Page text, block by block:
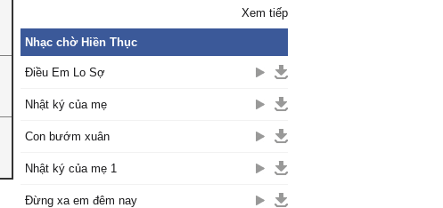
Xem tiếp
Nhạc chờ Hiền Thục
Điều Em Lo Sợ
Nhật ký của mẹ
Con bướm xuân
Nhật ký của mẹ 1
Đừng xa em đêm nay